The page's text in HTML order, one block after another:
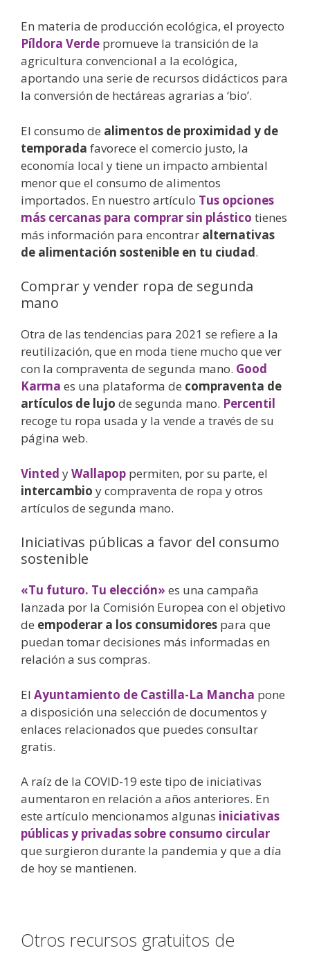
En materia de producción ecológica, el proyecto
Píldora Verde promueve la transición de la
agricultura convencional a la ecológica,
aportando una serie de recursos didácticos para
la conversión de hectáreas agrarias a ‘bio’.
El consumo de alimentos de proximidad y de
temporada favorece el comercio justo, la
economía local y tiene un impacto ambiental
menor que el consumo de alimentos
importados. En nuestro artículo Tus opciones
más cercanas para comprar sin plástico tienes
más información para encontrar alternativas
de alimentación sostenible en tu ciudad.
Comprar y vender ropa de segunda
mano
Otra de las tendencias para 2021 se refiere a la
reutilización, que en moda tiene mucho que ver
con la compraventa de segunda mano. Good
Karma es una plataforma de compraventa de
artículos de lujo de segunda mano. Percentil
recoge tu ropa usada y la vende a través de su
página web.
Vinted yWallapop permiten, por su parte, el
intercambio y compraventa de ropa y otros
artículos de segunda mano.
Iniciativas públicas a favor del consumo
sostenible
«Tu futuro. Tu elección» es una campaña
lanzada por la Comisión Europea con el objetivo
de empoderar a los consumidores para que
puedan tomar decisiones más informadas en
relación a sus compras.
El Ayuntamiento de Castilla-La Mancha pone
a disposición una selección de documentos y
enlaces relacionados que puedes consultar
gratis.
A raíz de la COVID-19 este tipo de iniciativas
aumentaron en relación a años anteriores. En
este artículo mencionamos algunas iniciativas
públicas y privadas sobre consumo circular
que surgieron durante la pandemia y que a día
de hoy se mantienen.
Otros recursos gratuitos de